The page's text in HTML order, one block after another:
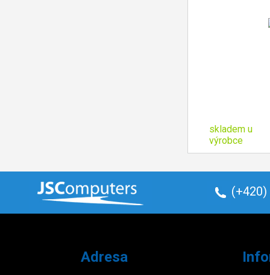
skladem u
výrobce
(+420)
Adresa